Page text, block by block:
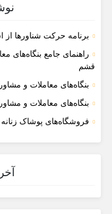
برنامه حرکت شناورها
راهنمای جامع بنگاه‌های
قشم
بنگاه‌های معاملات و
بنگاه‌های معاملات و
فروشگاه‌های پوشاک